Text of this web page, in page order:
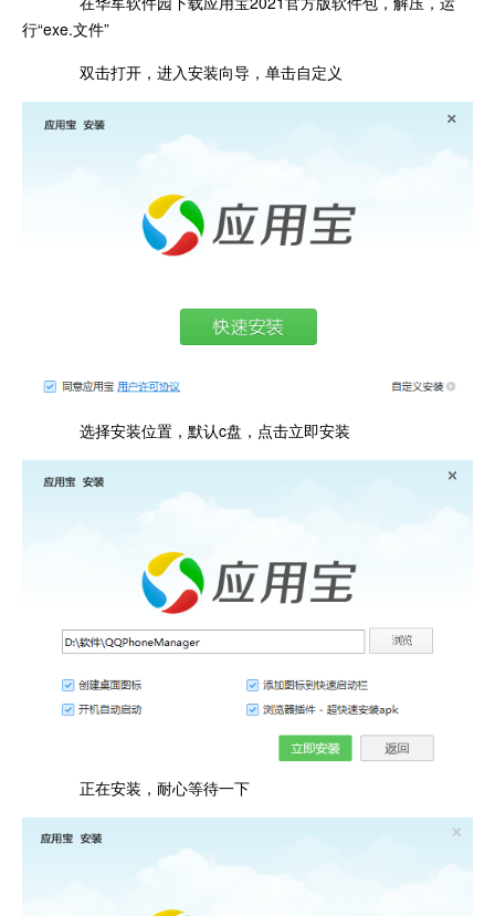
行“exe.文件”
双击打开，进入安装向导，单击自定义
选择安装位置，默认c盘，点击立即安装
正在安装，耐心等待一下